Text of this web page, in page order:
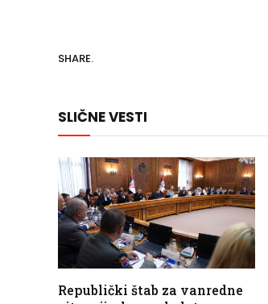
SHARE.
SLIČNE VESTI
Republički štab za vanredne